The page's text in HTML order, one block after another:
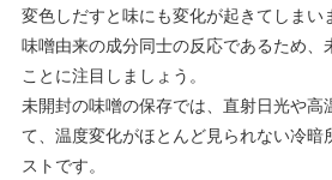
変色しだすと味にも変化が起きてしまい
味噌由来の成分同士の反応であるため、
ことに注目しましょう。
未開封の味噌の保存では、直射日光や高
て、温度変化がほとんど見られない冷
ストです。